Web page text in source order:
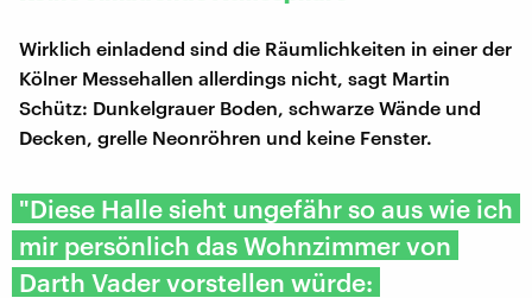
Wirklich einladend sind die Räumlichkeiten in einer der
Kölner Messehallen allerdings nicht, sagt Martin
Schütz: Dunkelgrauer Boden, schwarze Wände und
Decken, grelle Neonröhren und keine Fenster.
"Diese Halle sieht ungefähr so aus wie ich
mir persönlich das Wohnzimmer von
Darth Vader vorstellen würde: